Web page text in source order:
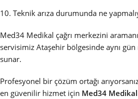
10. Teknik arıza durumunda ne
Med34 Medikal çağrı merkezini
servisimiz Ataşehir bölgesinde aynı
sunar.
Profesyonel bir çözüm ortağı
en güvenilir hizmet için Med34 Medikal